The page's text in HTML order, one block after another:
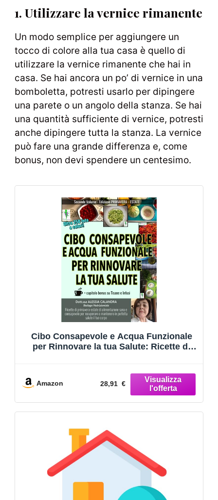
1. Utilizzare la vernice rimanente
Un modo semplice per aggiungere un
tocco di colore alla tua casa è quello di
utilizzare la vernice rimanente che hai in
casa. Se hai ancora un po’ di vernice in una
bomboletta, potresti usarlo per dipingere
una parete o un angolo della stanza. Se hai
una quantità sufficiente di vernice, potresti
anche dipingere tutta la stanza. La vernice
può fare una grande differenza e, come
bonus, non devi spendere un centesimo.
Cibo Consapevole e Acqua Funzionale
per Rinnovare la tua Salute: Ricette di
in perfetta salute il tuo corpo
Amazon 28,91 €